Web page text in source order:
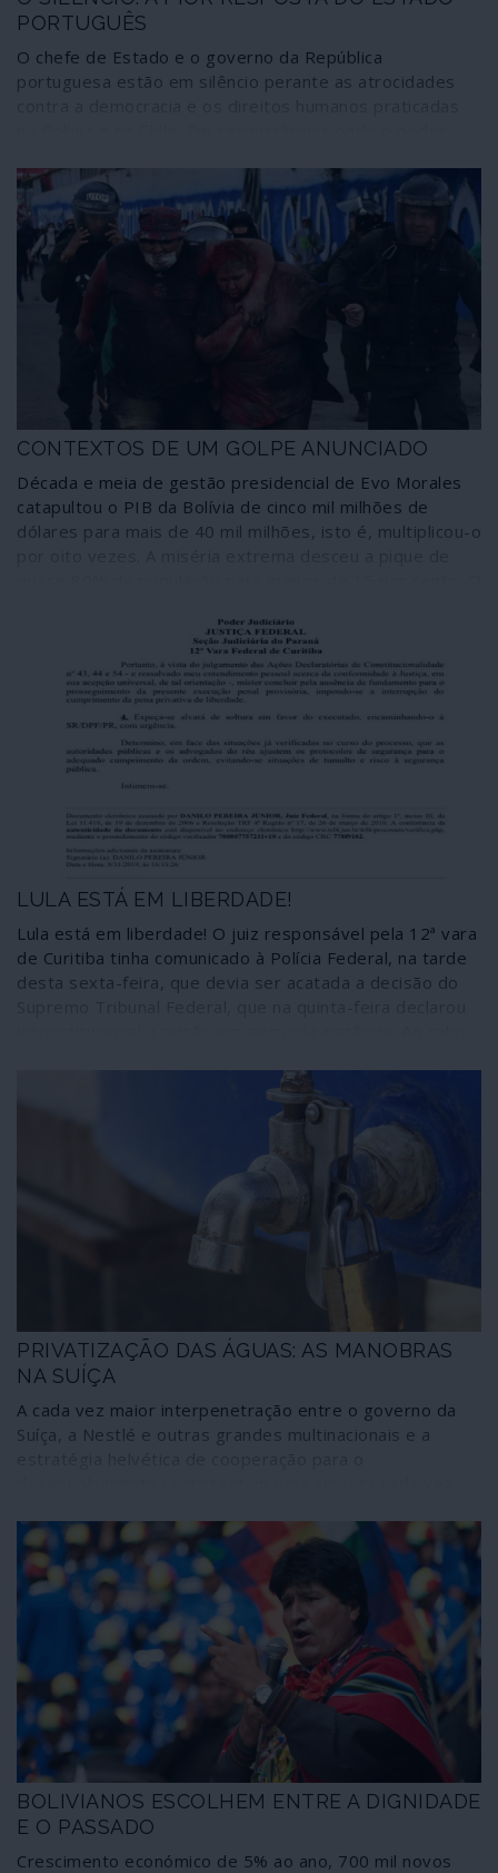
PORTUGUÊS
O chefe de Estado e o governo da República
portuguesa estão em silêncio perante as atrocidades
ditatorial para evitar a aplicação plena da democracia,
com todas as suas consequências, as principais figuras
do Estado português escolhem o silêncio, talvez a
maneira mais indigna de se identificarem com a
crueldade do sistema – ao mesmo tempo que ignoram a
Constituição da República.
CONTEXTOS DE UM GOLPE ANUNCIADO
Década e meia de gestão presidencial de Evo Morales
catapultou o PIB da Bolívia de cinco mil milhões de
dólares para mais de 40 mil milhões, isto é, multiplicou-o
cento. O sistema político colonial transformou-se num
Estado plurinacional, as mulheres e os povos indígenas
conquistaram as vozes que não tiveram em 500 anos. O
regime neoliberal globalista ficou fora de jogo na Bolívia,
onde os recursos naturais foram postos ao serviço das
populações. Há coisas que o imperialismo e a sua casa
mãe, os Estados Unidos da América, não conseguem
espera, pelo menos, não podiam acontecer. Então
chegou o golpe.
LULA ESTÁ EM LIBERDADE!
Lula está em liberdade! O juiz responsável pela 12ª vara
de Curitiba tinha comunicado à Polícia Federal, na tarde
desta sexta-feira, que devia ser acatada a decisão do
de juízes, a saída de Lula da cadeia torna o Brasil mais
forte para lutar contra o fascismo bolsonarista.
PRIVATIZAÇÃO DAS ÁGUAS: AS MANOBRAS
NA SUÍÇA
A cada vez maior interpenetração entre o governo da
Suíça, a Nestlé e outras grandes multinacionais e a
planeta. A ganância privatizadora da água que move as
maiores empresas globais do sector alimentar encontra
em Genebra uma poderosa alavanca que mina o acesso
universal à água como um direito humano fundamental.
BOLIVIANOS ESCOLHEM ENTRE A DIGNIDADE
E O PASSADO
Crescimento económico de 5% ao ano, 700 mil novos